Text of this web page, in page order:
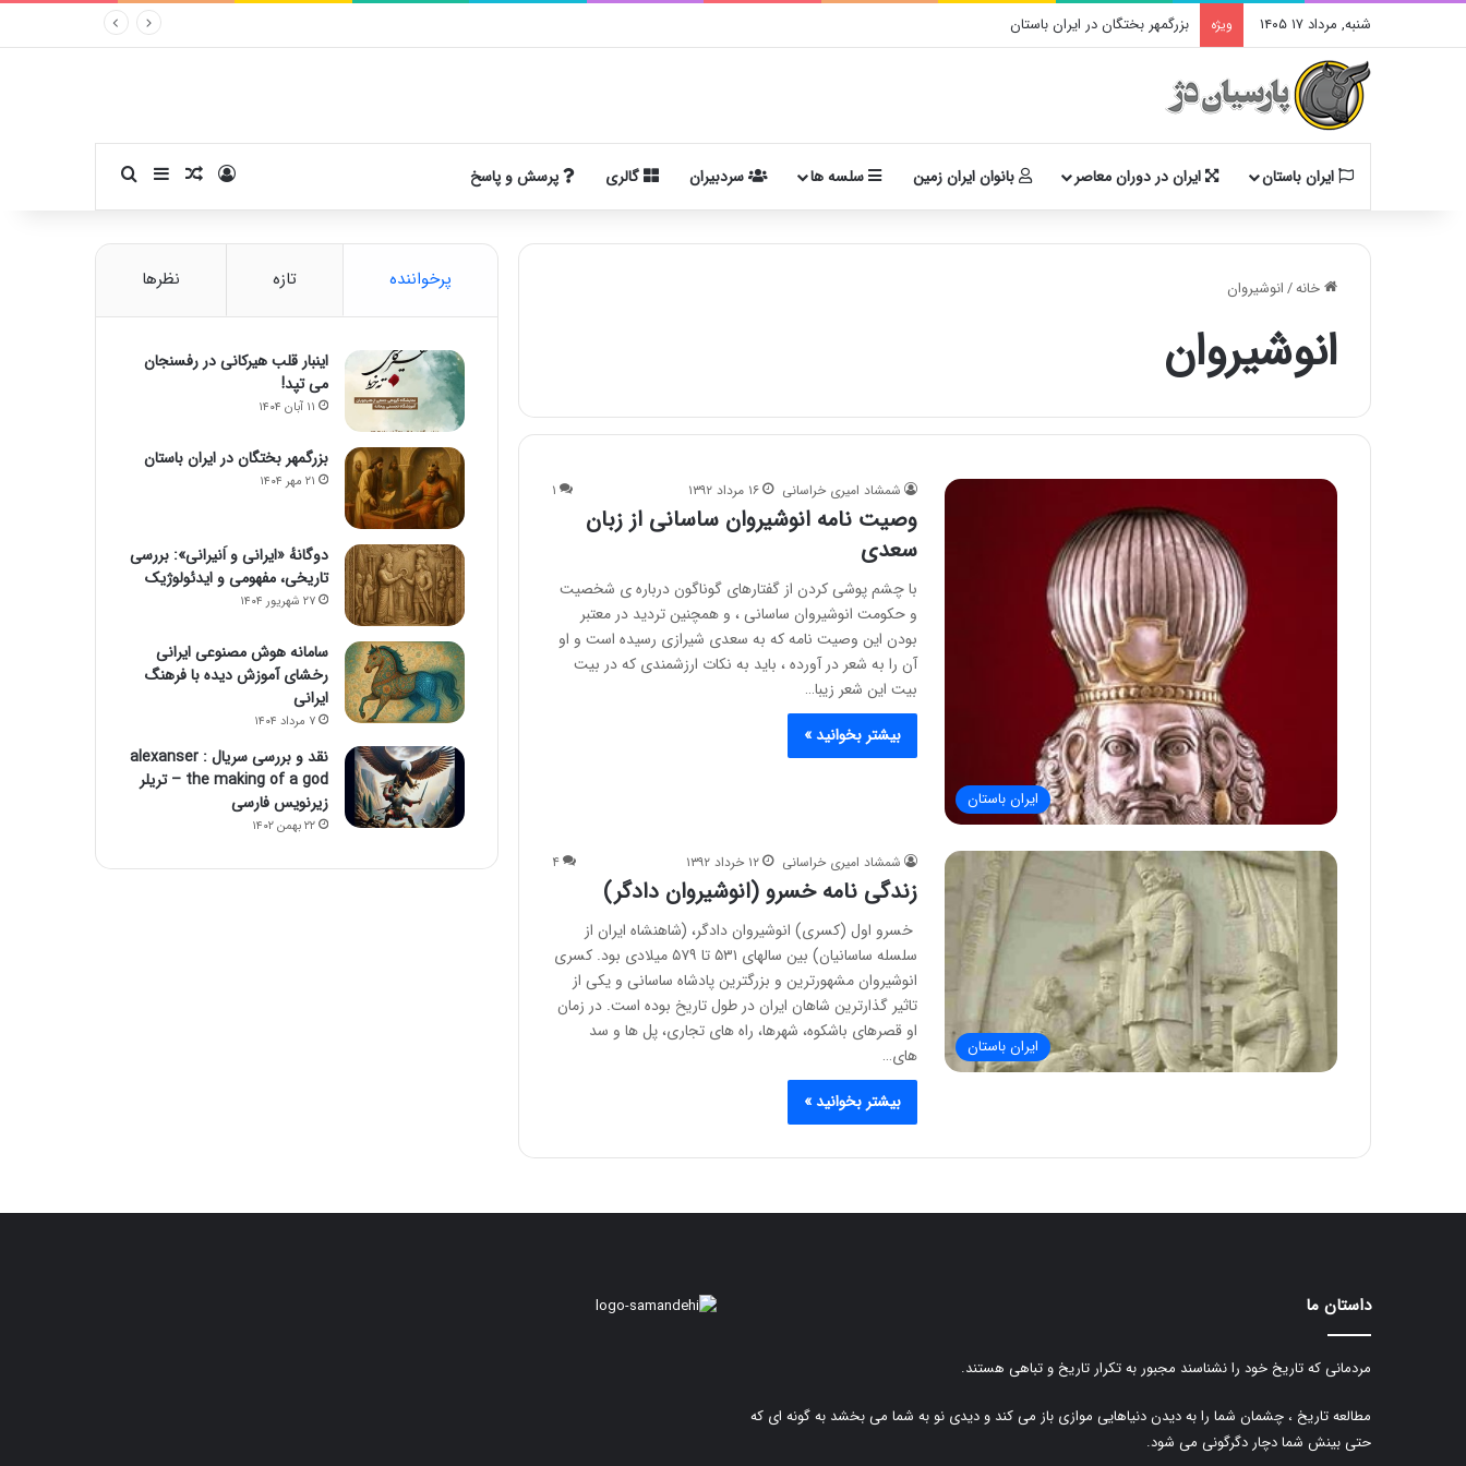
شنبه, مرداد ۱۷ ۱۴۰۵ ویژه بزرگمهر بختگان در ایران باستان
ایران باستان ایران در دوران معاصر بانوان ایران زمین سلسه ها سردبیران گالری پرسش و پاسخ ورودنوشته تصادفی
سایدبارجستجو برای
خانه/انوشیروان
انوشیروان
ایران باستان
شمشاد امیری خراسانی ۱۶ مرداد ۱۳۹۲ ۱
وصیت نامه انوشیروان ساسانی از زبان
سعدی
با چشم پوشی کردن از گفتارهای گوناگون درباره ی شخصیت
و حکومت انوشیروان ساسانی ، و همچنین تردید در معتبر
بودن این وصیت نامه که به سعدی شیرازی رسیده است و او
آن را به شعر در آورده ، باید به نکات ارزشمندی که در بیت
بیت این شعر زیبا…
بیشتر بخوانید »
ایران باستان
شمشاد امیری خراسانی ۱۲ خرداد ۱۳۹۲ ۴
زندگی نامه خسرو (انوشیروان دادگر)
خسرو اول (کسری) انوشیروان دادگر، (شاهنشاه ایران از
سلسله ساسانیان) بین سالهای ۵۳۱ تا ۵۷۹ میلادی بود. کسری
انوشیروان مشهورترین و بزرگترین پادشاه ساسانی و یکی از
تاثیر گذارترین شاهان ایران در طول تاریخ بوده است. در زمان
او قصرهای باشکوه، شهرها، راه های تجاری، پل ها و سد
های…
بیشتر بخوانید »
پرخواننده تازه نظرها
اینبار قلب هیرکانی در رفسنجان
می تپد!
۱۱ آبان ۱۴۰۴
بزرگمهر بختگان در ایران باستان
۲۱ مهر ۱۴۰۴
دوگانهٔ «ایرانی و اَنیرانی»: بررسی
تاریخی، مفهومی و ایدئولوژیک
۲۷ شهریور ۱۴۰۴
سامانه هوش مصنوعی ایرانی
رخشای آموزش دیده با فرهنگ
ایرانی
۷ مرداد ۱۴۰۴
نقد و بررسی سریال alexanser :
the making of a god – تریلر
زیرنویس فارسی
۲۲ بهمن ۱۴۰۲
داستان ما
مردمانی که تاریخ خود را نشناسند مجبور به تکرار تاریخ و تباهی هستند.
مطالعه تاریخ ، چشمان شما را به دیدن دنیاهایی موازی باز می کند و دیدی نو به شما می بخشد به گونه ای که
حتی بینش شما دچار دگرگونی می شود.